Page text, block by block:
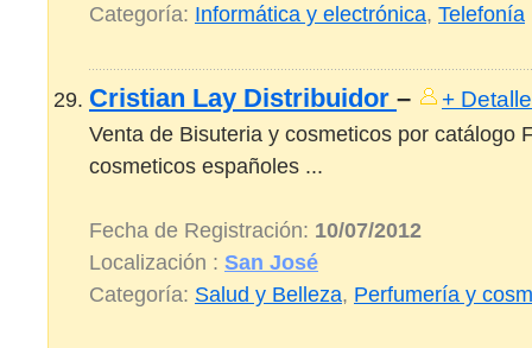
Categoría: Informática y electrónica, Telefonía
Cristian Lay Distribuidor –
+ Detalle
Venta de Bisuteria y cosmeticos por catálogo
cosmeticos españoles ...
Fecha de Registración: 10/07/2012
Localización : San José
Categoría: Salud y Belleza, Perfumería y